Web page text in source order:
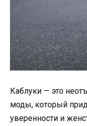
Каблуки — это
моды, который
уверенности и